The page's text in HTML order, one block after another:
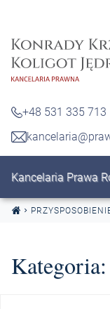
+48 531 335 713
Kancelaria Prawa
Kategoria: